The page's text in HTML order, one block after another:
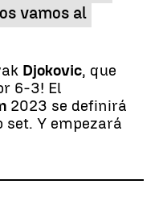
vamos al
Djokovic, que
6-3! El
2023 se definirá
Y empezará